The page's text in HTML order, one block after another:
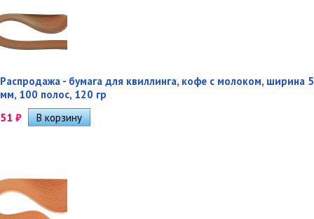
Распродажа - бумага для квиллинга, кофе с молоком, ширина 5
мм, 100 полос, 120 гр
51 ₽